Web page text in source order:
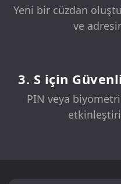
Yeni bir cüzdan
ve
3. S için
PIN veya